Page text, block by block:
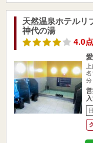
天然温泉ホテルリ
神代の湯
4.0点
名
分